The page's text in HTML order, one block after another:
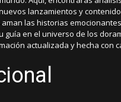
lanzamientos y
las historias
guía en el universo de los
actualizada y hecha con